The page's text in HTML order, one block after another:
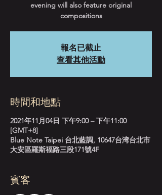
evening will also feature original
compositions
報名已截止
查看其他活動
時間和地點
2021年11月04日 下午9:00 – 下午11:00
[GMT+8]
Blue Note Taipei 台北藍調, 10647台湾台北市
大安區羅斯福路三段171號4F
賓客